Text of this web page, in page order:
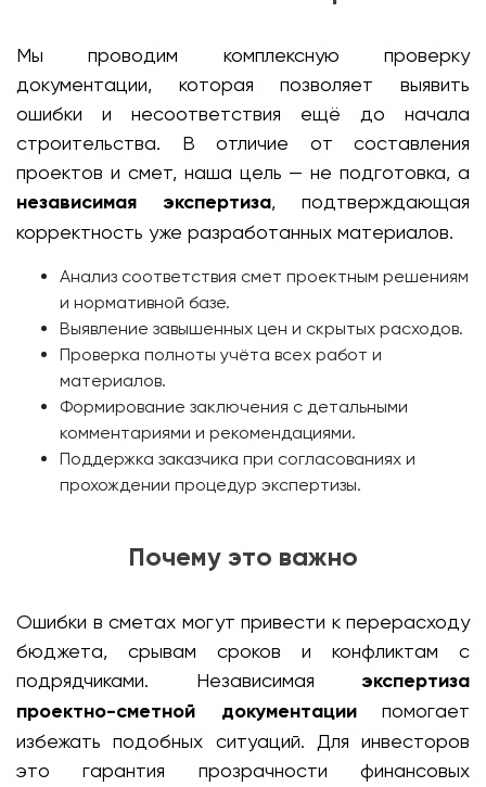
Мы проводим комплексную проверку
документации, которая позволяет выявить
ошибки и несоответствия ещё до начала
строительства. В отличие от составления
проектов и смет, наша цель — не подготовка, а
независимая экспертиза, подтверждающая
корректность уже разработанных материалов.
Анализ соответствия смет проектным решениям
и нормативной базе.
Выявление завышенных цен и скрытых расходов.
Проверка полноты учёта всех работ и
материалов.
Формирование заключения с детальными
комментариями и рекомендациями.
Поддержка заказчика при согласованиях и
прохождении процедур экспертизы.
Почему это важно
Ошибки в сметах могут привести к перерасходу
бюджета, срывам сроков и конфликтам с
подрядчиками. Независимая экспертиза
проектно-сметной документациипомогает
избежать подобных ситуаций. Для инвесторов
это гарантия прозрачности финансовых